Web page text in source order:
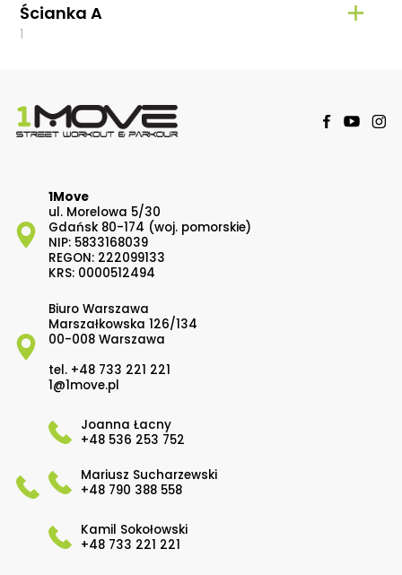
Ścianka A
1
1Move
ul. Morelowa 5/30
Gdańsk 80-174 (woj. pomorskie)
NIP: 5833168039
REGON: 222099133
KRS: 0000512494
Biuro Warszawa
Marszałkowska 126/134
00-008 Warszawa
tel. +48 733 221 221
1@1move.pl
Joanna Łacny
+48 536 253 752
Mariusz Sucharzewski
+48 790 388 558
Kamil Sokołowski
+48 733 221 221